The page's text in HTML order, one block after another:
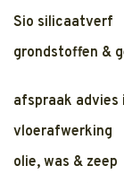
Sio silicaatverf
grondstoffen &
afspraak advies
vloerafwerking
olie, was & zeep